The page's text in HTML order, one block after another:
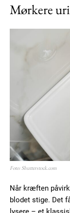
Orci varius
100
Etiam est
Ut mollis
Nullam eu
Mørkere
Foto: Shutterstock.com
Når kræften
blodet stige. Det